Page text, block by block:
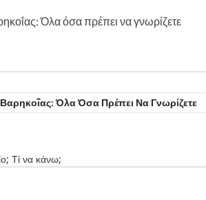
Όλα όσα πρέπει να γνωρίζετε
Όλα Όσα Πρέπει Να Γνωρίζετε
Τί να κάνω;